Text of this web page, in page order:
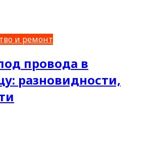
и ремонт
провода в
разновидности,